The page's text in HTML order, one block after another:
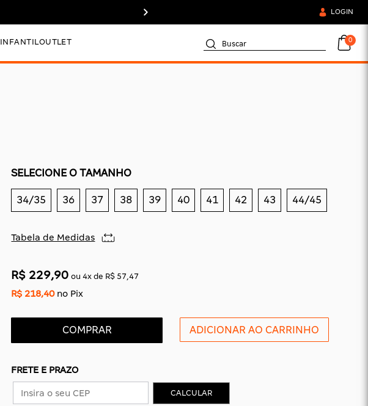
FRETE GRÁTIS A
LOGIN
INFANTILOUTLET
SELECIONE O TAMANHO
34/35 36 37 38 39 40 41 42 43 44/45
Tabela de Medidas
R$ 229,90 ou4x de R$ 57,47
R$ 218,40no Pix
COMPRAR
FRETE E PRAZO
CALCULAR